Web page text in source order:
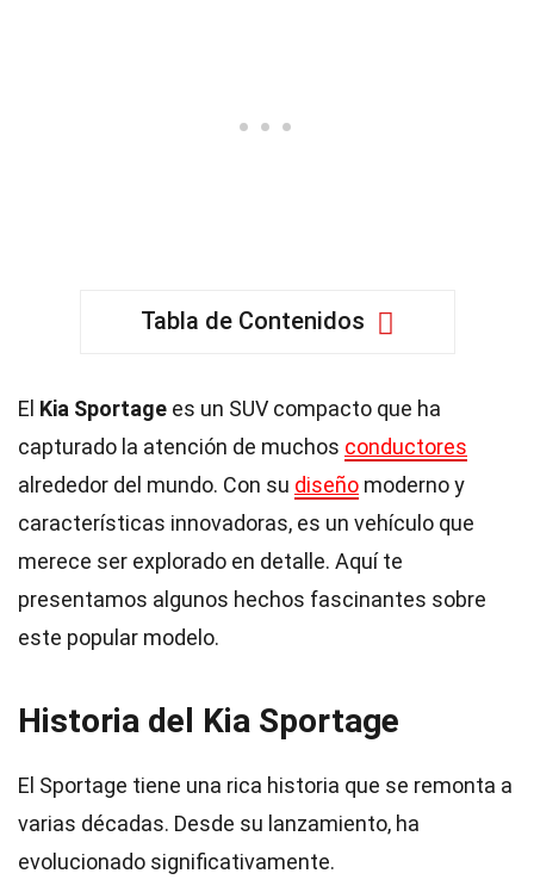
Tabla de Contenidos
El Kia Sportage es un SUV compacto que ha
capturado la atención de muchos conductores
alrededor del mundo. Con su diseño moderno y
características innovadoras, es un vehículo que
merece ser explorado en detalle. Aquí te
presentamos algunos hechos fascinantes sobre
este popular modelo.
Historia del Kia Sportage
El Sportage tiene una rica historia que se remonta a
varias décadas. Desde su lanzamiento, ha
evolucionado significativamente.